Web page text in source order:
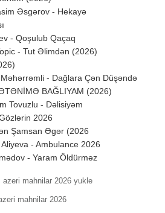
Əsgərov - Hekayə
- Qoşulub Qaçaq
- Tut Əlimdən (2026)
- Dağlara Çən Düşəndə
BAĞLIYAM (2026)
Tovuzlu - Dəlisiyəm
2026
Şamsan Əgər (2026
- Ambulance 2026
- Yaram Öldürməz
azeri mahnilar 2026 yukle
mahnilar 2026